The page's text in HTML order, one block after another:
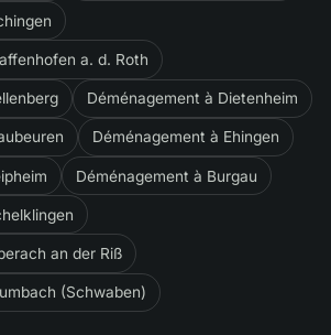
a. d. Roth
Déménagement à Dietenheim
Déménagement à Ehingen
Déménagement à Burgau
an der Riß
(Schwaben)